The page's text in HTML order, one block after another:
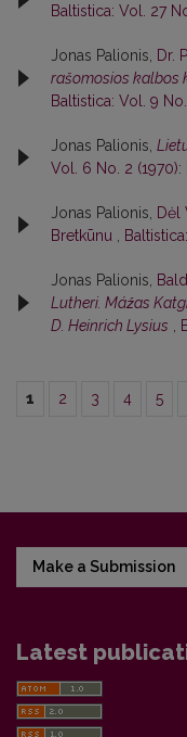
Baltistica: Vol. 27
Jonas Palionis, Dr.
rašomosios kalbos
Baltistica: Vol. 9
Jonas Palionis,
Vol. 6 No. 2 (1970):
Jonas Palionis,
Dėl
Bretkūnu
Jonas Palionis,
Lutheri. Máźas
D. Heinrich Lysius
1 2 3 4 5
Make a Submission
Latest